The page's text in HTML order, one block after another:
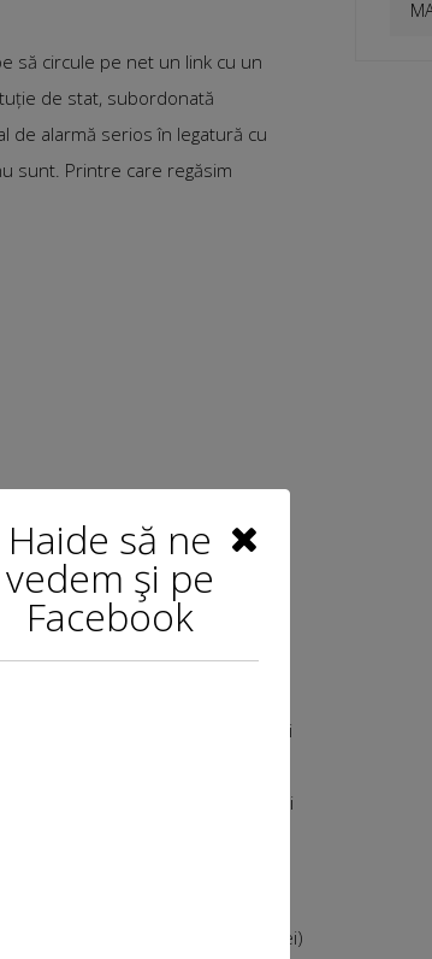
să circule pe net un link cu un
de stat, subordonată
de alarmă serios în legatură cu
sunt. Printre care regăsim
medicamentelor
creează mici celule de isterie, și
de pediatrii pentru uzul zilnic în
psoriazis). Pediatrii care îmi
uite ce a funcţionat”, căci studii
Med Plant (producătorii cremei)
Haide să ne
vedem şi pe
Facebook